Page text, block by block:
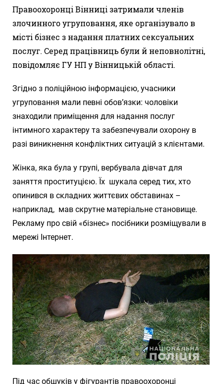
Правоохоронці Вінниці затримали членів
злочинного угруповання, яке організувало в
місті бізнес з надання платних сексуальних
послуг. Серед працівниць були й неповнолітні,
повідомляє ГУ НП у Вінницькій області.
Згідно з поліційною інформацією, учасники
угруповання мали певні обов’язки: чоловіки
знаходили приміщення для надання послуг
інтимного характеру та забезпечували охорону в
разі виникнення конфліктних ситуацій з клієнтами.
Жінка, яка була у групі, вербувала дівчат для
заняття проституцією. Їх шукала серед тих, хто
опинився в складних життєвих обставинах –
наприклад, мав скрутне матеріальне становище.
Рекламу про свій «бізнес» посібники розміщували в
мережі Інтернет.
Під час обшуків у фігурантів правоохоронці